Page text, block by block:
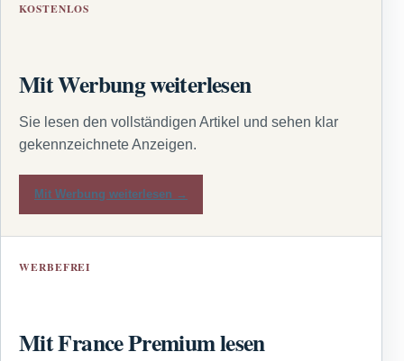
KOSTENLOS
Mit Werbung weiterlesen
Sie lesen den vollständigen Artikel und sehen klar
gekennzeichnete Anzeigen.
Mit Werbung weiterlesen →
WERBEFREI
Mit France Premium lesen